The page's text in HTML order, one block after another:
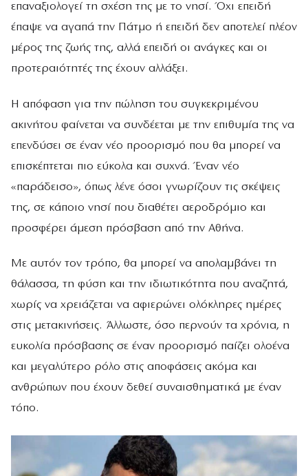
επαναξιολογεί τη σχέση της με το νησί. Όχι επειδή
έπαψε να αγαπά την Πάτμο ή επειδή δεν αποτελεί πλέον
μέρος της ζωής της, αλλά επειδή οι ανάγκες και οι
προτεραιότητές της έχουν αλλάξει.
Η απόφαση για την πώληση του συγκεκριμένου
ακινήτου φαίνεται να συνδέεται με την επιθυμία της να
επενδύσει σε έναν νέο προορισμό που θα μπορεί να
επισκέπτεται πιο εύκολα και συχνά. Έναν νέο
«παράδεισο», όπως λένε όσοι γνωρίζουν τις σκέψεις
της, σε κάποιο νησί που διαθέτει αεροδρόμιο και
προσφέρει άμεση πρόσβαση από την Αθήνα.
Με αυτόν τον τρόπο, θα μπορεί να απολαμβάνει τη
θάλασσα, τη φύση και την ιδιωτικότητα που αναζητά,
χωρίς να χρειάζεται να αφιερώνει ολόκληρες ημέρες
στις μετακινήσεις. Άλλωστε, όσο περνούν τα χρόνια, η
ευκολία πρόσβασης σε έναν προορισμό παίζει ολοένα
και μεγαλύτερο ρόλο στις αποφάσεις ακόμα και
ανθρώπων που έχουν δεθεί συναισθηματικά με έναν
τόπο.